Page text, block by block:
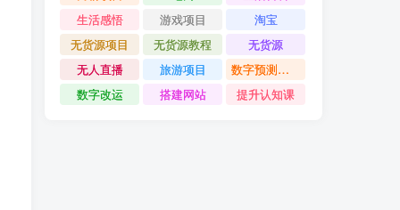
生活感悟
游戏项目
淘宝
无货源项目
无货源教程
无货源
无人直播
旅游项目
数字预测大师
数字改运
搭建网站 提升认知课